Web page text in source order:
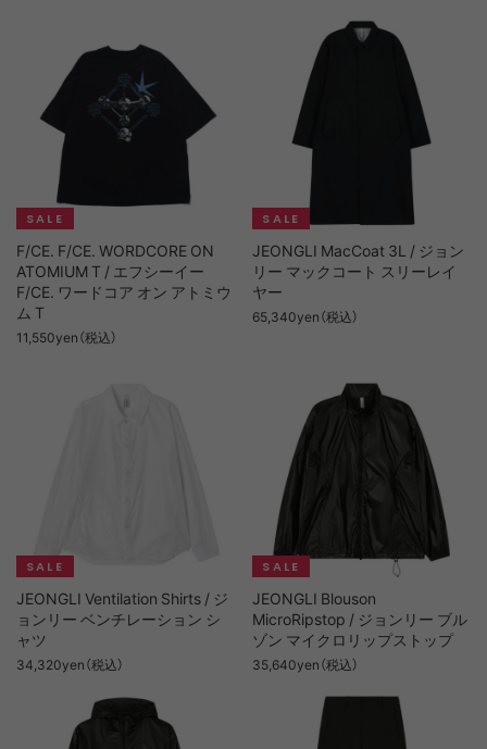
F/CE. F/CE. WORDCORE ON
ATOMIUM T / エフシーイー
F/CE. ワードコア オン アトミウ
ム T
11,550yen（税込）
JEONGLI MacCoat 3L / ジョン
リー マックコート スリーレイ
ヤー
65,340yen（税込）
JEONGLI Ventilation Shirts / ジ
ョンリー ベンチレーション シ
ャツ
34,320yen（税込）
JEONGLI Blouson
MicroRipstop / ジョンリー ブル
ゾン マイクロリップストップ
35,640yen（税込）